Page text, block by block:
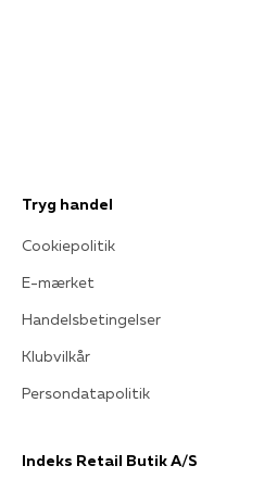
Tryg handel
Cookiepolitik
E-mærket
Handelsbetingelser
Klubvilkår
Persondatapolitik
Indeks Retail Butik A/S